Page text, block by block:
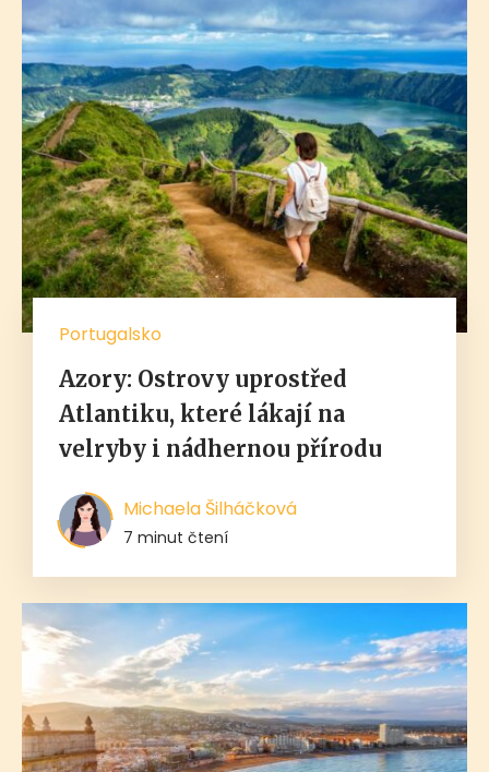
Portugalsko
Azory: Ostrovy uprostřed
Atlantiku, které lákají na
velryby i nádhernou přírodu
Michaela Šilháčková
7 minut čtení